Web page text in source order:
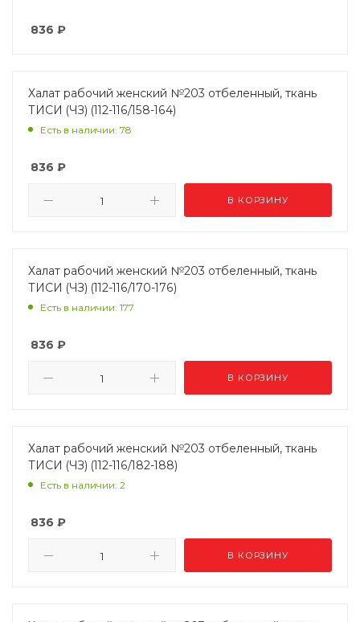
836 ₽
Халат рабочий женский №203 отбеленный, ткань
ТИСИ (ЧЗ) (112-116/158-164)
Есть в наличии: 78
836 ₽
В КОРЗИНУ
Халат рабочий женский №203 отбеленный, ткань
ТИСИ (ЧЗ) (112-116/170-176)
Есть в наличии: 177
836 ₽
В КОРЗИНУ
Халат рабочий женский №203 отбеленный, ткань
ТИСИ (ЧЗ) (112-116/182-188)
Есть в наличии: 2
836 ₽
В КОРЗИНУ